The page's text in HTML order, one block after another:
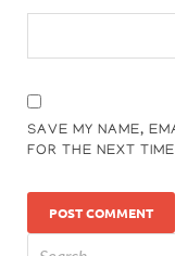
SAVE MY NAME,
FOR THE NEXT